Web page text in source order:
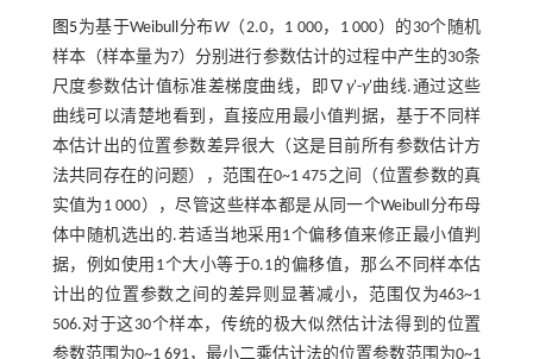
图5为基于Weibull分布W（2.0，1 000，1 000）的30个随机
样本（样本量为7）分别进行参数估计的过程中产生的30条
尺度参数估计值标准差梯度曲线，即∇ γ'-γ'曲线.通过这些
曲线可以清楚地看到，直接应用最小值判据，基于不同样
本估计出的位置参数差异很大（这是目前所有参数估计方
法共同存在的问题），范围在0~1 475之间（位置参数的真
实值为1 000），尽管这些样本都是从同一个Weibull分布母
体中随机选出的.若适当地采用1个偏移值来修正最小值判
据，例如使用1个大小等于0.1的偏移值，那么不同样本估
计出的位置参数之间的差异则显著减小，范围仅为463~1
506.对于这30个样本，传统的极大似然估计法得到的位置
参数范围为0~1 691，最小二乘估计法的位置参数范围为0~1